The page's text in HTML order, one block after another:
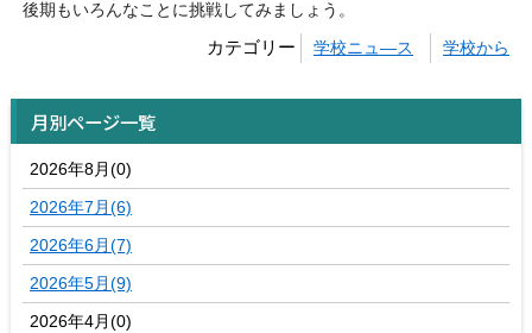
後期もいろんなことに挑戦してみましょう。
カテゴリー 学校ニュ―ス 学校から
月別ページ一覧
2026年8月(0)
2026年7月(6)
2026年6月(7)
2026年5月(9)
2026年4月(0)